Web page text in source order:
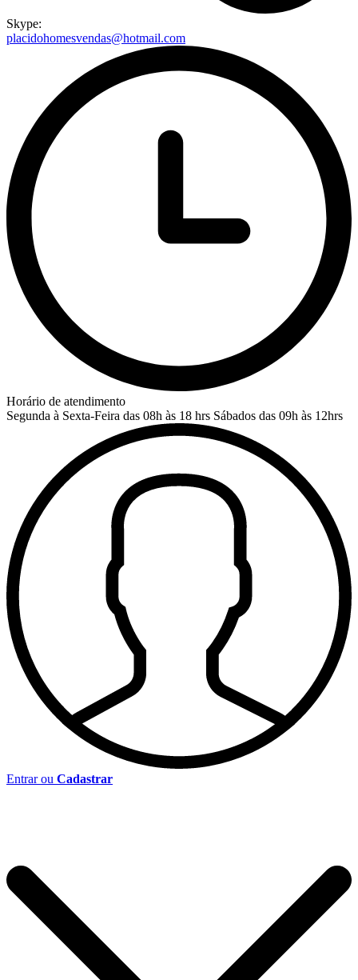
Skype:
placidohomesvendas@hotmail.com
Horário de atendimento
Segunda à Sexta-Feira das 08h às 18 hrs Sábados das 09h às 12hrs
Entrar ou Cadastrar